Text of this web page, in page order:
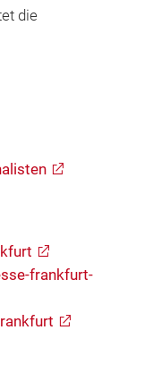
die
frankfurt-